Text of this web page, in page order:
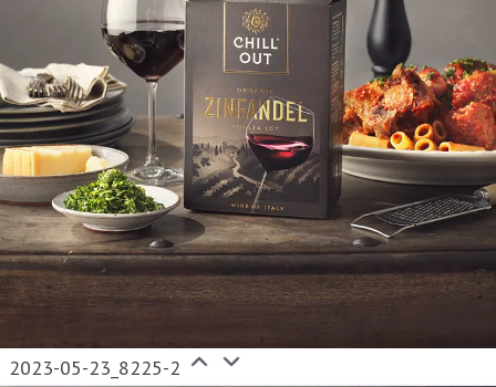
2023-05-23_8225-2